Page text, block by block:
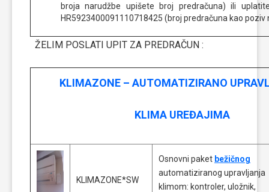
broja narudžbe upišete broj predračuna) ili
HR5923400091110718425 (broj predračuna kao poziv
ŽELIM POSLATI UPIT ZA PREDRAČUN :
KLIMAZONE – AUTOMATIZIRANO
KLIMA UREĐAJIMA
KLIMAZONE*SW
Osnovni paket bežičnog
automatiziranog upravljanja
klimom: kontroler, uložnik,